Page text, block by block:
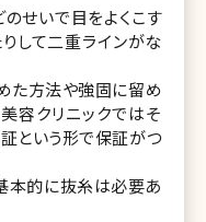
せいで目をよくこす
して二重ラインがな
た方法や強固に留め
容クリニックではそ
という形で保証がつ
本的に抜糸は必要あ